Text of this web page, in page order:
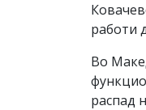
работи
Во
распад